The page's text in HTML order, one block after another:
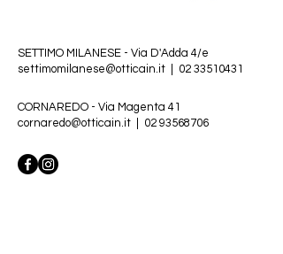
SETTIMO MILANESE - Via D'Adda 4/e
settimomilanese@otticain.it
02 33510431
CORNAREDO - Via Magenta 41
cornaredo@otticain.it
02 93568706